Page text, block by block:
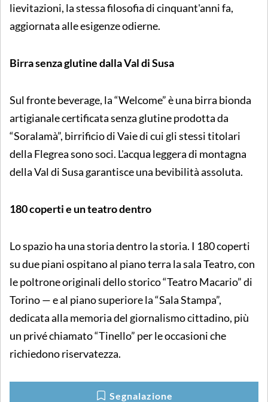
lievitazioni, la stessa filosofia di cinquant'anni fa,
aggiornata alle esigenze odierne.
Birra senza glutine dalla Val di Susa
Sul fronte beverage, la “Welcome” è una birra bionda
artigianale certificata senza glutine prodotta da
“Soralamà”, birrificio di Vaie di cui gli stessi titolari
della Flegrea sono soci. L'acqua leggera di montagna
della Val di Susa garantisce una bevibilità assoluta.
180 coperti e un teatro dentro
Lo spazio ha una storia dentro la storia. I 180 coperti
su due piani ospitano al piano terra la sala Teatro, con
le poltrone originali dello storico “Teatro Macario” di
Torino — e al piano superiore la “Sala Stampa”,
dedicata alla memoria del giornalismo cittadino, più
un privé chiamato “Tinello” per le occasioni che
richiedono riservatezza.
Segnalazione